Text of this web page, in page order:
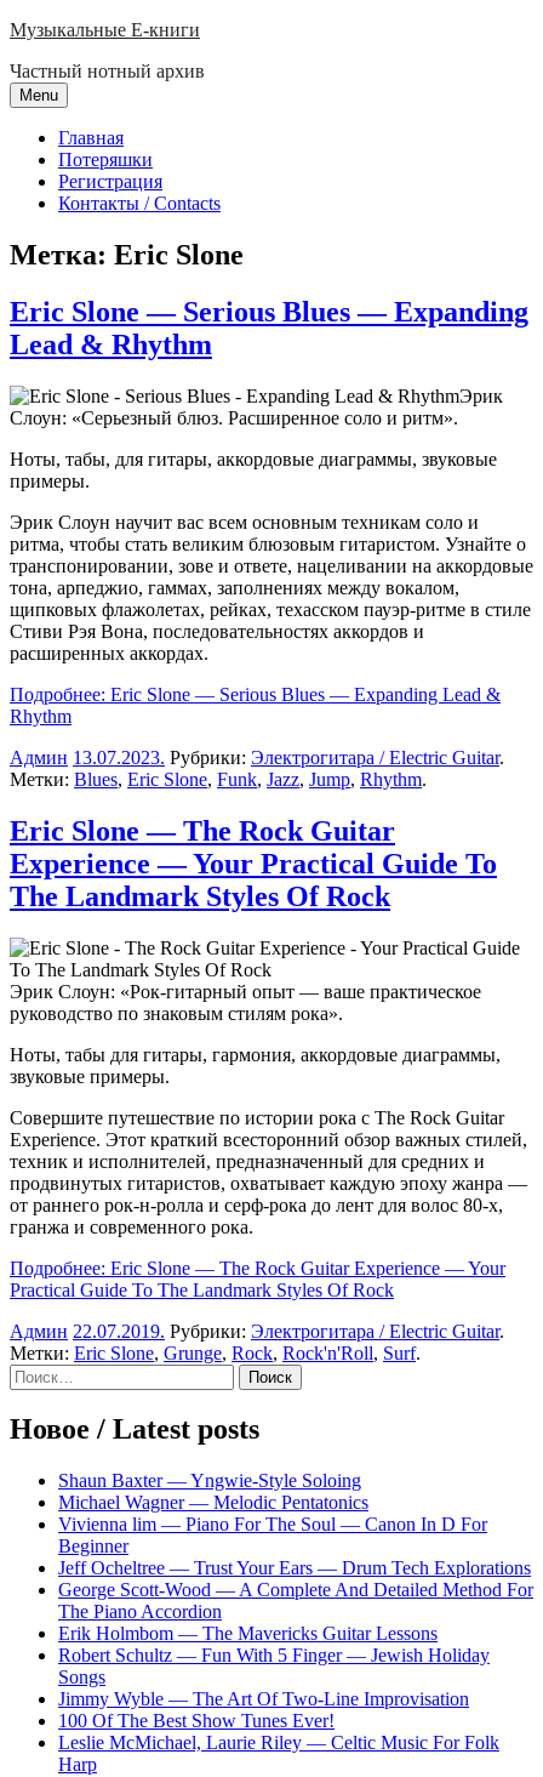
Skip
content
Музыкальные E-книги
Частный нотный архив
Menu
Главная
Потеряшки
Регистрация
Контакты / Contacts
Метка: Eric Slone
Eric Slone — Serious Blues — Expanding
Lead & Rhythm
Эрик
Слоун: «Серьезный блюз. Расширенное соло и ритм».
Ноты, табы, для гитары, аккордовые диаграммы, звуковые
примеры.
Эрик Слоун научит вас всем основным техникам соло и
ритма, чтобы стать великим блюзовым гитаристом. Узнайте о
транспонировании, зове и ответе, нацеливании на аккордовые
тона, арпеджио, гаммах, заполнениях между вокалом,
щипковых флажолетах, рейках, техасском пауэр-ритме в стиле
Стиви Рэя Вона, последовательностях аккордов и
расширенных аккордах.
Подробнее: Eric Slone — Serious Blues — Expanding Lead &
Rhythm
Админ 13.07.2023. Рубрики: Электрогитара / Electric Guitar.
Метки: Blues, Eric Slone, Funk, Jazz, Jump, Rhythm.
Eric Slone — The Rock Guitar
Experience — Your Practical Guide To
The Landmark Styles Of Rock
Эрик Слоун: «Рок-гитарный опыт — ваше практическое
руководство по знаковым стилям рока».
Ноты, табы для гитары, гармония, аккордовые диаграммы,
звуковые примеры.
Совершите путешествие по истории рока с The Rock Guitar
Experience. Этот краткий всесторонний обзор важных стилей,
техник и исполнителей, предназначенный для средних и
продвинутых гитаристов, охватывает каждую эпоху жанра —
от раннего рок-н-ролла и серф-рока до лент для волос 80-х,
гранжа и современного рока.
Подробнее: Eric Slone — The Rock Guitar Experience — Your
Practical Guide To The Landmark Styles Of Rock
Админ 22.07.2019. Рубрики: Электрогитара / Electric Guitar.
Метки: Eric Slone, Grunge, Rock, Rock'n'Roll, Surf.
Sidebar
Найти:
Новое / Latest posts
Shaun Baxter — Yngwie-Style Soloing
Michael Wagner — Melodic Pentatonics
Vivienna lim — Piano For The Soul — Canon In D For
Beginner
Jeff Ocheltree — Trust Your Ears — Drum Tech Explorations
George Scott-Wood — A Complete And Detailed Method For
The Piano Accordion
Erik Holmbom — The Mavericks Guitar Lessons
Robert Schultz — Fun With 5 Finger — Jewish Holiday
Songs
Jimmy Wyble — The Art Of Two-Line Improvisation
100 Of The Best Show Tunes Ever!
Leslie McMichael, Laurie Riley — Celtic Music For Folk
Harp